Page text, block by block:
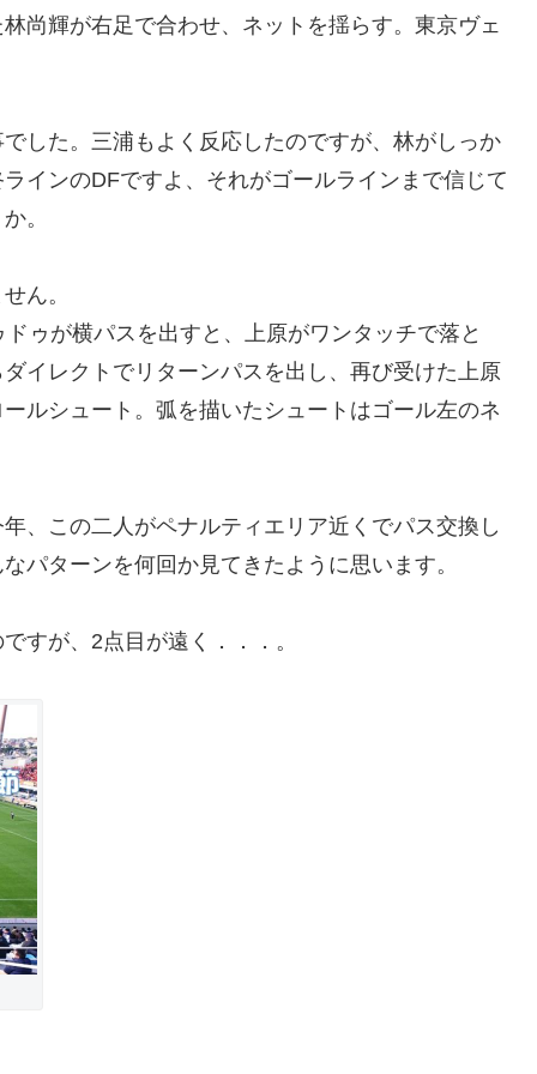
尚輝が右足で合わせ、ネットを揺らす。東京ヴェ
した。三浦もよく反応したのですが、林がしっか
インのDFですよ、それがゴールラインまで信じて
。
ん。
ゥが横パスを出すと、上原がワンタッチで落と
イレクトでリターンパスを出し、再び受けた上原
ルシュート。弧を描いたシュートはゴール左のネ
、この二人がペナルティエリア近くでパス交換し
パターンを何回か見てきたように思います。
すが、2点目が遠く．．．。